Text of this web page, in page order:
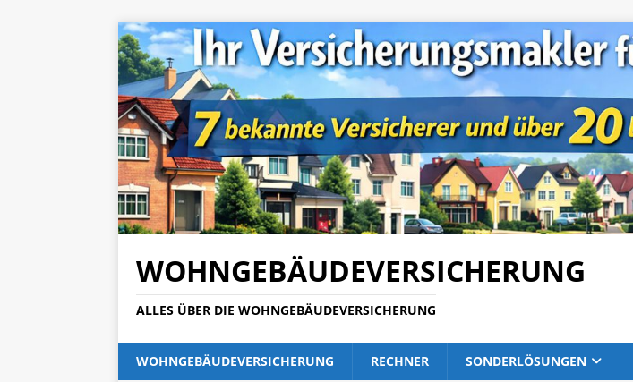
WOHNGEBÄUDEVERSICHERUNG
ALLES ÜBER DIE WOHNGEBÄUDEVERSICHERUNG
WOHNGEBÄUDEVERSICHERUNG RECHNER SONDERLÖSUNGEN